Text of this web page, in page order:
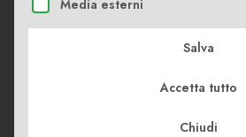
Connessione:connettore compensato
Visualizza i dettagli
Media esterni
Salva
Accetta tutto
Chiudi